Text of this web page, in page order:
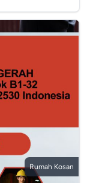
Rumah Kosan